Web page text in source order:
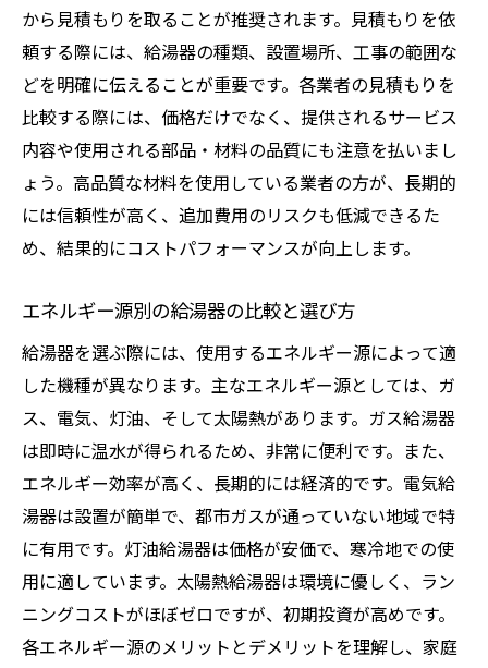
から見積もりを取ることが推奨されます。見積もりを依
頼する際には、給湯器の種類、設置場所、工事の範囲な
どを明確に伝えることが重要です。各業者の見積もりを
比較する際には、価格だけでなく、提供されるサービス
内容や使用される部品・材料の品質にも注意を払いまし
ょう。高品質な材料を使用している業者の方が、長期的
には信頼性が高く、追加費用のリスクも低減できるた
め、結果的にコストパフォーマンスが向上します。
エネルギー源別の給湯器の比較と選び方
給湯器を選ぶ際には、使用するエネルギー源によって適
した機種が異なります。主なエネルギー源としては、ガ
ス、電気、灯油、そして太陽熱があります。ガス給湯器
は即時に温水が得られるため、非常に便利です。また、
エネルギー効率が高く、長期的には経済的です。電気給
湯器は設置が簡単で、都市ガスが通っていない地域で特
に有用です。灯油給湯器は価格が安価で、寒冷地での使
用に適しています。太陽熱給湯器は環境に優しく、ラン
ニングコストがほぼゼロですが、初期投資が高めです。
各エネルギー源のメリットとデメリットを理解し、家庭